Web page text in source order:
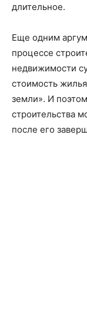
длительное.
Еще одним
процессе
недвижимости
стоимость
земли». И
строительства
после его